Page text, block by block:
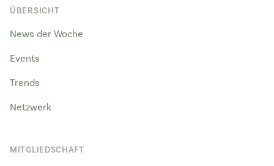
ÜBERSICHT
News der Woche
Events
Trends
Netzwerk
MITGLIEDSCHAFT